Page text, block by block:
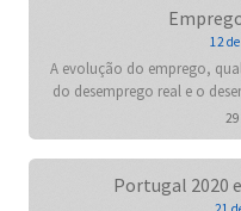
12
A evolução do emprego,
do desemprego real e o
Portugal 2020